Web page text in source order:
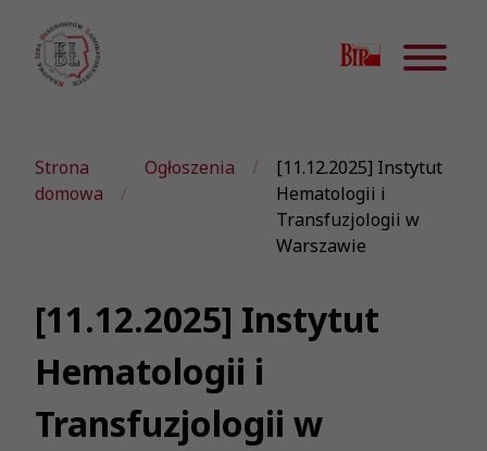
Strona
domowa
Ogłoszenia
[11.12.2025] Instytut
Hematologii i
Transfuzjologii w
Warszawie
[11.12.2025] Instytut
Hematologii i
Transfuzjologii w